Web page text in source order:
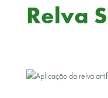
Relva